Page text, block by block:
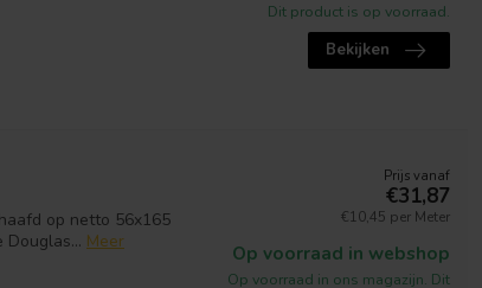
Dit product is op voorraad.
Bekijken
op netto 56x165
Douglas... Meer
Prijs vanaf
€31,87
€10,45 per Meter
Op voorraad in webshop
Op voorraad in ons magazijn. Dit